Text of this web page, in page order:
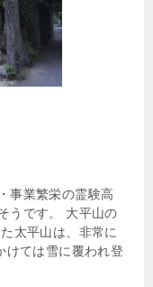
事業繁栄の霊験高
うです。 大平山の
太平山は、非常に
けては雪に覆われ登